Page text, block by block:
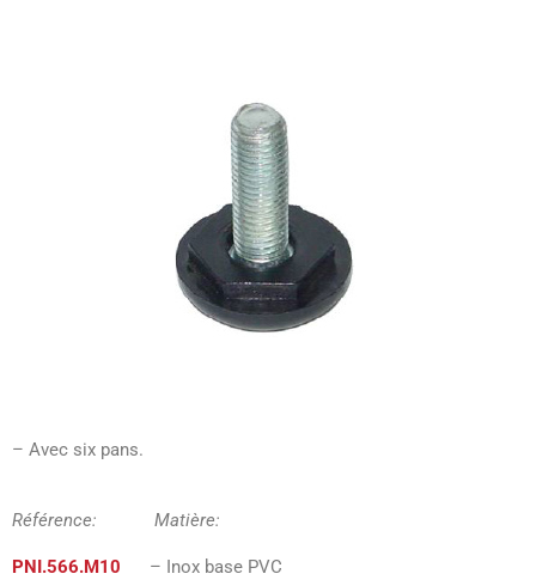
– Avec six pans.
Référence: Matière:
PNI.566.M10 – Inox base PVC